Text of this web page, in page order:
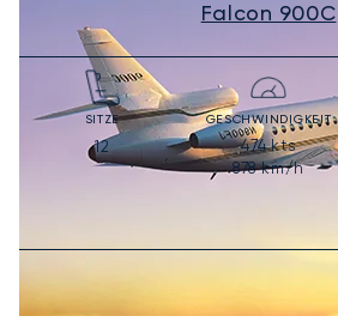
Falcon 900C
SITZE
12
GESCHWINDIGKEIT
474kts
878km/h